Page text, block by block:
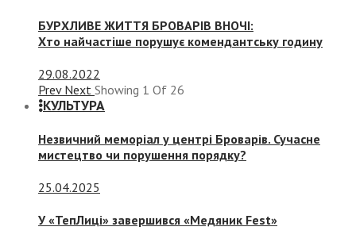
БУРХЛИВЕ ЖИТТЯ БРОВАРІВ ВНОЧІ:
Хто найчастіше порушує комендантську годину
29.08.2022
Prev Next Showing 1 Of 26
КУЛЬТУРА
Незвичний меморіал у центрі Броварів. Сучасне
мистецтво чи порушення порядку?
25.04.2025
У «ТепЛиці» завершився «Медяник Fest»